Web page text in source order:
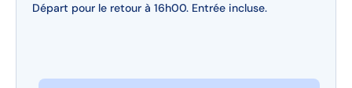
Départ pour le retour à 16h00. Entrée incluse.